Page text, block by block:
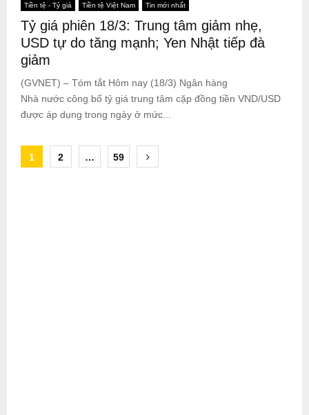
Tiền tệ - Tỷ giá Tiền tệ Việt Nam Tin mới nhất
Tỷ giá phiên 18/3: Trung tâm giảm nhẹ,
USD tự do tăng mạnh; Yen Nhật tiếp đà
giảm
(GVNET) – Tóm tắt Hôm nay (18/3) Ngân hàng
Nhà nước công bố tỷ giá trung tâm cặp đồng tiền VND/USD
được áp dụng trong ngày ở mức...
Posts
1 2 … 59